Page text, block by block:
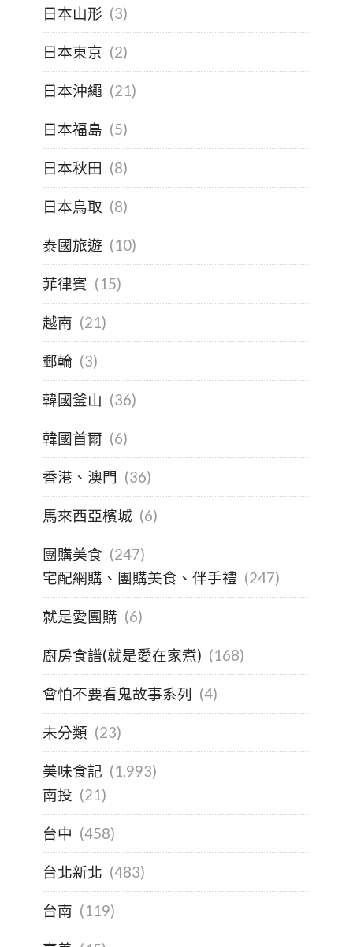
日本山形 (3)
日本東京 (2)
日本沖繩 (21)
日本福島 (5)
日本秋田 (8)
日本鳥取 (8)
泰國旅遊 (10)
菲律賓 (15)
越南 (21)
郵輪 (3)
韓國釜山 (36)
韓國首爾 (6)
香港、澳門 (36)
馬來西亞檳城 (6)
團購美食 (247)
宅配網購、團購美食、伴手禮 (247)
就是愛團購 (6)
廚房食譜(就是愛在家煮) (168)
會怕不要看鬼故事系列 (4)
未分類 (23)
美味食記 (1,993)
南投 (21)
台中 (458)
台北新北 (483)
台南 (119)